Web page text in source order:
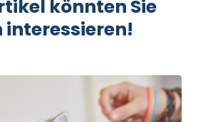
könnten Sie
interessieren!